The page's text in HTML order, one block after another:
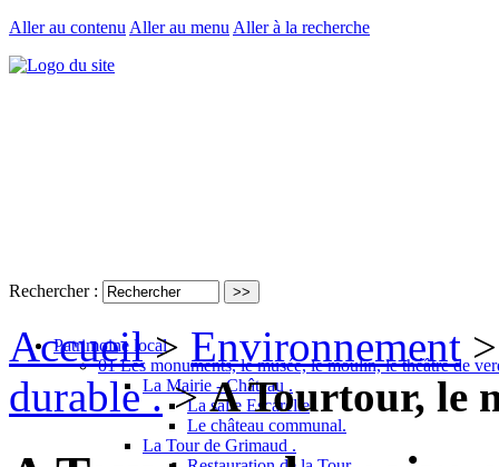
Aller au contenu Aller au menu Aller à la recherche
Patrimoine local
01 Les monuments, le musée, le moulin, le théâtre de
La Mairie - Château .
La salle Escarelle
Le château communal.
La Tour de Grimaud .
Rechercher :
Accueil> Environnement
durable .>A Tourtour, le